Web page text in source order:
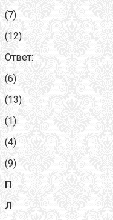
(7)
(12)
Ответ:
(6)
(13)
(1)
(4)
(9)
П
Л